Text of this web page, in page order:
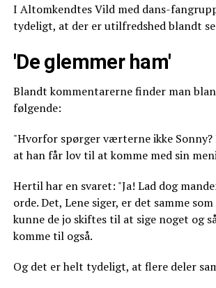
I Altomkendtes Vild med dans-
tydeligt, at der er utilfredshed blandt
'De glemmer ham'
Blandt kommentarerne finder man
følgende:
"Hvorfor spørger værterne ikke
at han får lov til at komme med sin
Hertil har en svaret: "Ja! Lad dog
orde. Det, Lene siger, er det samme
kunne de jo skiftes til at sige noget og
komme til også.
Og det er helt tydeligt, at flere deler